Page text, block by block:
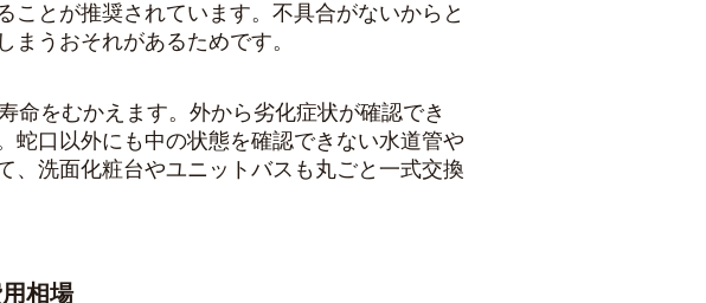
とが推奨されています。不具合がないからと
うおそれがあるためです。
命をむかえます。外から劣化症状が確認でき
蛇口以外にも中の状態を確認できない水道管や
、洗面化粧台やユニットバスも丸ごと一式交換
相場